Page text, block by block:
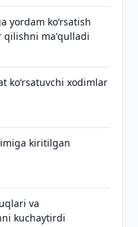
yordam koʻrsatish
qilishni maʼqulladi
koʻrsatuvchi xodimlar
kiritilgan
va
kuchaytirdi